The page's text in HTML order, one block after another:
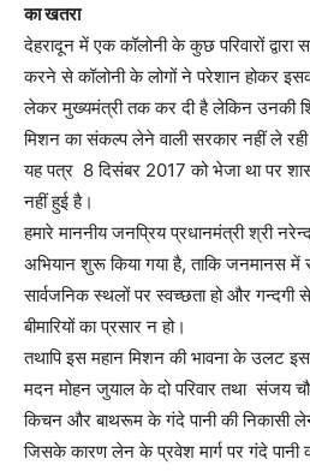
का खतरा
देहरादून में एक कॉलोनी के कुछ परिवारों द्वारा
करने से कॉलोनी के लोगों ने परेशान होकर
लेकर मुख्यमंत्री तक कर दी है लेकिन उनकी
मिशन का संकल्प लेने वाली सरकार नहीं ले
यह पत्र 8 दिसंबर 2017 को भेजा था पर
नहीं हुई है।
हमारे माननीय जनप्रिय प्रधानमंत्री श्री
अभियान शुरू किया गया है, ताकि जनमानस में
सार्वजनिक स्थलों पर स्वच्छता हो और गन्दगी
बीमारियों का प्रसार न हो।
तथापि इस महान मिशन की भावना के उलट
मदन मोहन जुयाल के दो परिवार तथा संजय
किचन और बाथरूम के गंदे पानी की निकासी
जिसके कारण लेन के प्रवेश मार्ग पर गंदे पानी